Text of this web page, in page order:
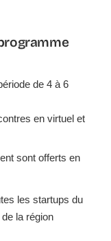
de 4 à 6
en virtuel et
sont offerts en
les startups du
la région